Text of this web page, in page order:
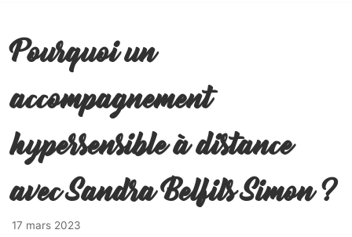
Pourquoi un
accompagnement
hypersensible à distance
avec Sandra Belfils Simon ?
17 mars 2023